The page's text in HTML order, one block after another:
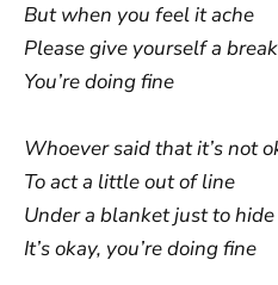
But when you feel it ache
Please give yourself a break
You’re doing fine
Whoever said that it’s not
To act a little out of line
Under a blanket just to
It’s okay, you’re doing fine